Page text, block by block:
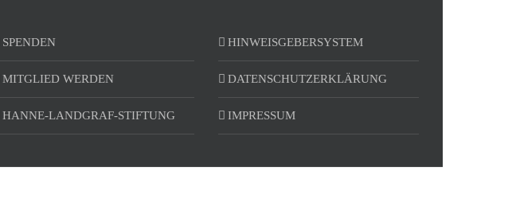
SPENDEN
MITGLIED WERDEN
HANNE-LANDGRAF-STIFTUNG
HINWEISGEBERSYSTEM
DATENSCHUTZERKLÄRUNG
IMPRESSUM